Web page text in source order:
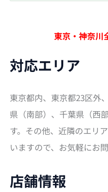
東京・神奈川
対応エリア
東京都内、東京都23区外
県（南部）、千葉県（西
す。その他、近隣のエリ
いますので、お気軽にお
店舗情報